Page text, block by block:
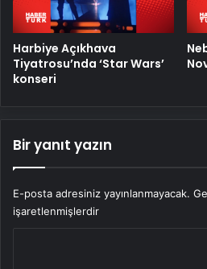
Harbiye Açıkhava
Tiyatrosu’nda ‘Star Wars’
konseri
Bir yanıt yazın
E-posta adresiniz yayınlanmayacak.
işaretlenmişlerdir